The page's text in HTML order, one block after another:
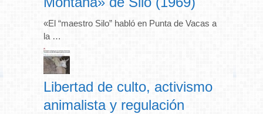
«El “maestro Silo” habló en Punta de Vacas a
la …
Libertad de culto, activismo
animalista y regulación